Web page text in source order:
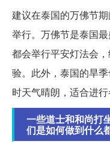
建议在泰国的万佛节
举行。万佛节是泰国
都会举行平安灯法会
验。此外，泰国的旱
时天气晴朗，适合进行
一些道士和和尚打
们是如何做到什么